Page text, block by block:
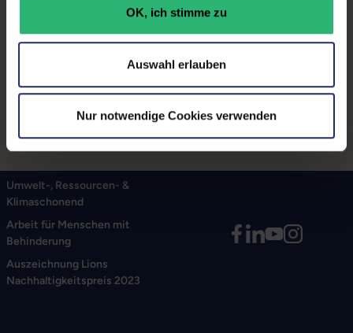
OK, ich stimme zu
Auswahl erlauben
Nur notwendige Cookies verwenden
ZR30w HP DreamColor LP2480zx Professional
HP Smart Zero Client t410 HP Compaq LA1751g,
LA2405wg, LE1911, LE1911i, LE19f
Umwelt-, Ressourcen- &
Klimaschonend
Arbeit für Menschen mit
Behinderung
Auszeichnung Lions
Nachhaltigkeitspreis 2023